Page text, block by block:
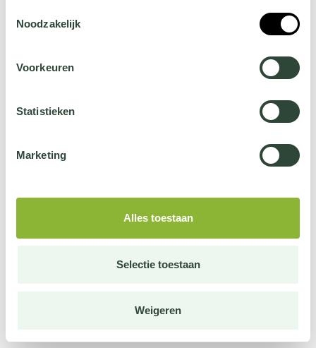
jehier.
Noodzakelijk
Voorkeuren
Statistieken
Marketing
Alles toestaan
Selectie toestaan
Weigeren